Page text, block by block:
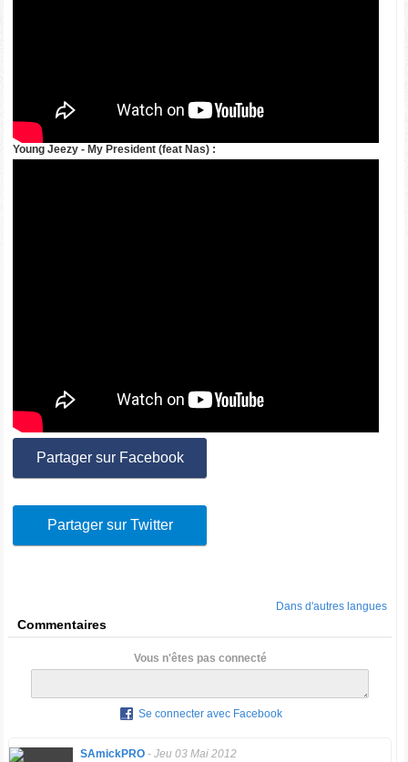
Young Jeezy - My President (feat Nas) :
Partager sur Facebook
Partager sur Twitter
Dans d'autres langues
Commentaires
Vous n'êtes pas connecté
Se connecter avec Facebook
SAmickPRO- Jeu 03 Mai 2012